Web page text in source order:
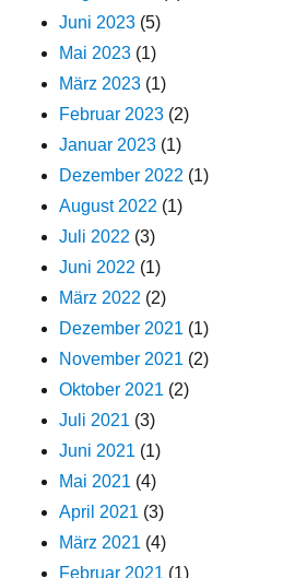
Juni 2023 (5)
Mai 2023 (1)
März 2023 (1)
Februar 2023 (2)
Januar 2023 (1)
Dezember 2022 (1)
August 2022 (1)
Juli 2022 (3)
Juni 2022 (1)
März 2022 (2)
Dezember 2021 (1)
November 2021 (2)
Oktober 2021 (2)
Juli 2021 (3)
Juni 2021 (1)
Mai 2021 (4)
April 2021 (3)
März 2021 (4)
Februar 2021 (1)